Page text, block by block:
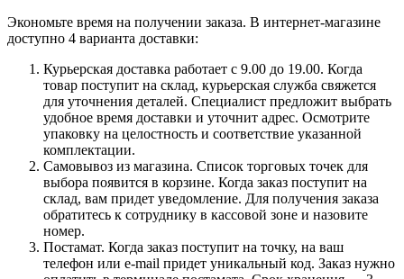
Экономьте время на получении заказа. В интернет-магазине
доступно 4 варианта доставки:
Курьерская доставка работает с 9.00 до 19.00. Когда
товар поступит на склад, курьерская служба свяжется
для уточнения деталей. Специалист предложит выбрать
удобное время доставки и уточнит адрес. Осмотрите
упаковку на целостность и соответствие указанной
комплектации.
Самовывоз из магазина. Список торговых точек для
выбора появится в корзине. Когда заказ поступит на
склад, вам придет уведомление. Для получения заказа
обратитесь к сотруднику в кассовой зоне и назовите
номер.
Постамат. Когда заказ поступит на точку, на ваш
телефон или e-mail придет уникальный код. Заказ нужно